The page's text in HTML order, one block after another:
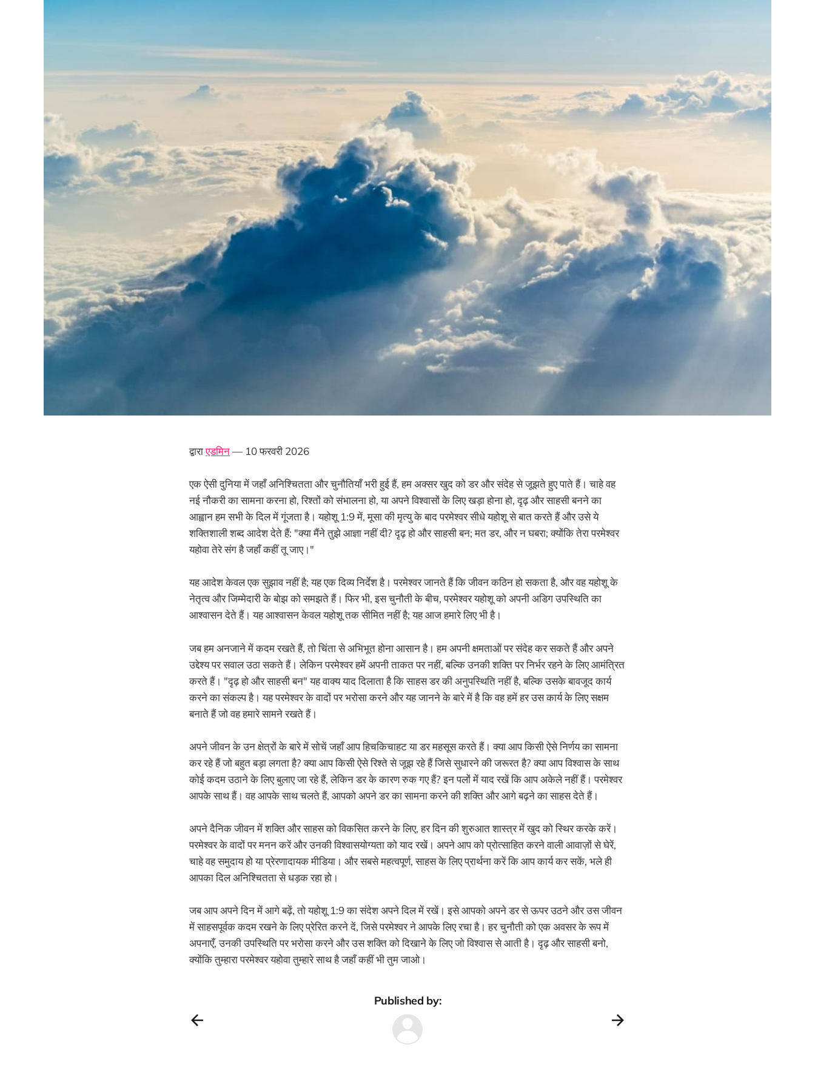
द्वाराएडमिन— 10 फरवरी 2026
एक ऐसी दुनिया में जहाँ अनिश्चितता और चुनौतियाँ भरी हुई हैं, हम अक्सर खुद को डर और संदेह से जूझते हुए पाते हैं। चाहे वह
नई नौकरी का सामना करना हो, रिश्तों को संभालना हो, या अपने विश्वासों के लिए खड़ा होना हो, दृढ़ और साहसी बनने का
आह्वान हम सभी के दिल में गूंजता है। यहोशू 1:9 में, मूसा की मृत्यु के बाद परमेश्वर सीधे यहोशू से बात करते हैं और उसे ये
शक्तिशाली शब्द आदेश देते हैं: "क्या मैंने तुझे आज्ञा नहीं दी? दृढ़ हो और साहसी बन; मत डर, और न घबरा; क्योंकि तेरा परमेश्वर
यहोवा तेरे संग है जहाँ कहीं तू जाए।"
यह आदेश केवल एक सुझाव नहीं है; यह एक दिव्य निर्देश है। परमेश्वर जानते हैं कि जीवन कठिन हो सकता है, और वह यहोशू के
नेतृत्व और जिम्मेदारी के बोझ को समझते हैं। फिर भी, इस चुनौती के बीच, परमेश्वर यहोशू को अपनी अडिग उपस्थिति का
आश्वासन देते हैं। यह आश्वासन केवल यहोशू तक सीमित नहीं है; यह आज हमारे लिए भी है।
जब हम अनजाने में कदम रखते हैं, तो चिंता से अभिभूत होना आसान है। हम अपनी क्षमताओं पर संदेह कर सकते हैं और अपने
उद्देश्य पर सवाल उठा सकते हैं। लेकिन परमेश्वर हमें अपनी ताकत पर नहीं, बल्कि उनकी शक्ति पर निर्भर रहने के लिए आमंत्रित
करते हैं। "दृढ़ हो और साहसी बन" यह वाक्य याद दिलाता है कि साहस डर की अनुपस्थिति नहीं है, बल्कि उसके बावजूद कार्य
करने का संकल्प है। यह परमेश्वर के वादों पर भरोसा करने और यह जानने के बारे में है कि वह हमें हर उस कार्य के लिए सक्षम
बनाते हैं जो वह हमारे सामने रखते हैं।
अपने जीवन के उन क्षेत्रों के बारे में सोचें जहाँ आप हिचकिचाहट या डर महसूस करते हैं। क्या आप किसी ऐसे निर्णय का सामना
कर रहे हैं जो बहुत बड़ा लगता है? क्या आप किसी ऐसे रिश्ते से जूझ रहे हैं जिसे सुधारने की जरूरत है? क्या आप विश्वास के साथ
कोई कदम उठाने के लिए बुलाए जा रहे हैं, लेकिन डर के कारण रुक गए हैं? इन पलों में याद रखें कि आप अकेले नहीं हैं। परमेश्वर
आपके साथ हैं। वह आपके साथ चलते हैं, आपको अपने डर का सामना करने की शक्ति और आगे बढ़ने का साहस देते हैं।
अपने दैनिक जीवन में शक्ति और साहस को विकसित करने के लिए, हर दिन की शुरुआत शास्त्र में खुद को स्थिर करके करें।
परमेश्वर के वादों पर मनन करें और उनकी विश्वासयोग्यता को याद रखें। अपने आप को प्रोत्साहित करने वाली आवाज़ों से घेरें,
चाहे वह समुदाय हो या प्रेरणादायक मीडिया। और सबसे महत्वपूर्ण, साहस के लिए प्रार्थना करें कि आप कार्य कर सकें, भले ही
आपका दिल अनिश्चितता से धड़क रहा हो।
जब आप अपने दिन में आगे बढ़ें, तो यहोशू 1:9 का संदेश अपने दिल में रखें। इसे आपको अपने डर से ऊपर उठने और उस जीवन
में साहसपूर्वक कदम रखने के लिए प्रेरित करने दें, जिसे परमेश्वर ने आपके लिए रचा है। हर चुनौती को एक अवसर के रूप में
अपनाएँ, उनकी उपस्थिति पर भरोसा करने और उस शक्ति को दिखाने के लिए जो विश्वास से आती है। दृढ़ और साहसी बनो,
क्योंकि तुम्हारा परमेश्वर यहोवा तुम्हारे साथ है जहाँ कहीं भी तुम जाओ।
Published by: